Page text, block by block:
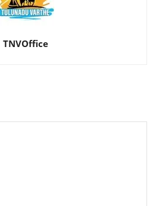
TNVOffice